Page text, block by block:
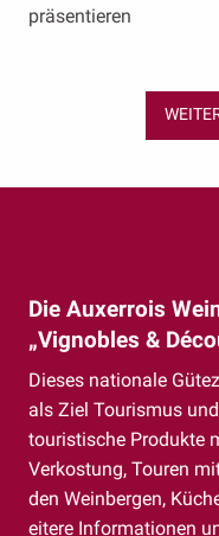
präsentieren
Die Auxerrois
„Vignobles &
Dieses nationale
als Ziel Tourismus
touristische Produkte
Verkostung, Touren
den Weinbergen,
eitere Informationen